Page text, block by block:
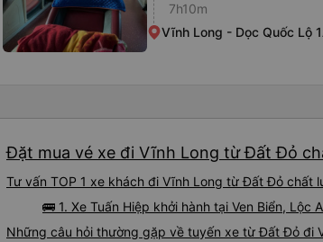
7h10m
Vĩnh Long - Dọc Quốc Lộ
Đặt mua vé xe đi Vĩnh Long từ Đất Đỏ
Tư vấn TOP 1 xe khách đi Vĩnh Long từ Đất Đỏ chất
🚌 1. Xe Tuấn Hiệp khởi hành tại Ven Biển, Lộc
Những câu hỏi thường gặp về tuyến xe từ Đất Đỏ đi